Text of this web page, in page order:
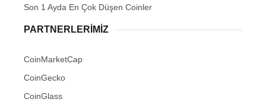
Son 1 Ayda En Çok Düşen Coinler
PARTNERLERIMIZ
CoinMarketCap
CoinGecko
CoinGlass